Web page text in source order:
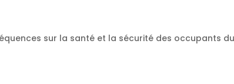
sur la santé et la sécurité des occupants